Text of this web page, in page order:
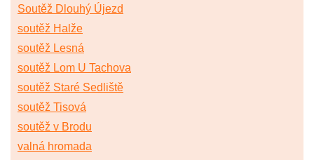
Soutěž Dlouhý Újezd
soutěž Halže
soutěž Lesná
soutěž Lom U Tachova
soutěž Staré Sedliště
soutěž Tisová
soutěž v Brodu
valná hromada